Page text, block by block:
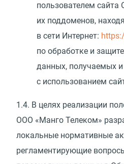
пользователем сайта
их поддоменов,
в сети Интернет:
по обработке и
данных, получаемых
с использованием
1.4. В целях реализации
ООО «Манго Телеком»
локальные нормативные
регламентирующие